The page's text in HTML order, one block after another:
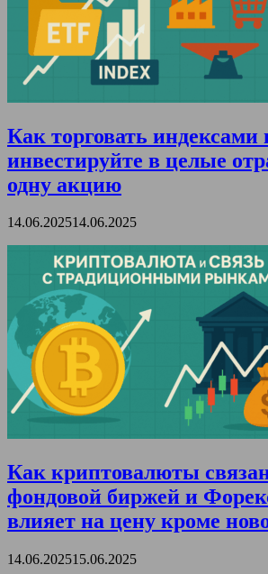
Как торговать индексами
инвестируйте в целые
одну акцию
14.06.202514.06.2025
Как криптовалюты
фондовой биржей и
влияет на цену кроме
14.06.202515.06.2025